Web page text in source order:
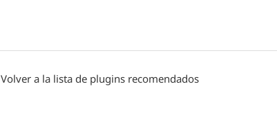
Volver a la lista de plugins recomendados